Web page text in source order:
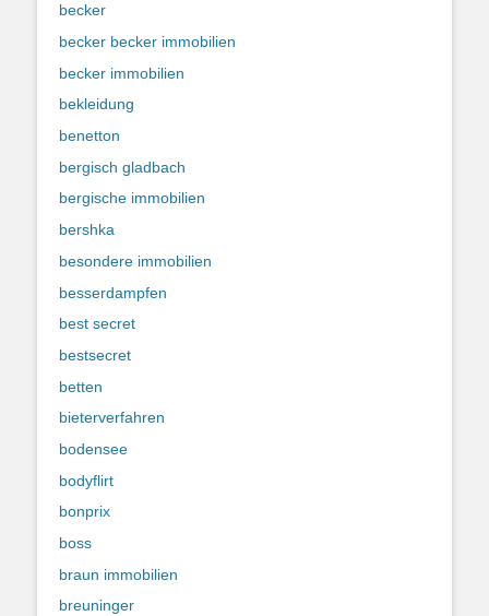
becker
becker becker immobilien
becker immobilien
bekleidung
benetton
bergisch gladbach
bergische immobilien
bershka
besondere immobilien
besserdampfen
best secret
bestsecret
betten
bieterverfahren
bodensee
bodyflirt
bonprix
boss
braun immobilien
breuninger